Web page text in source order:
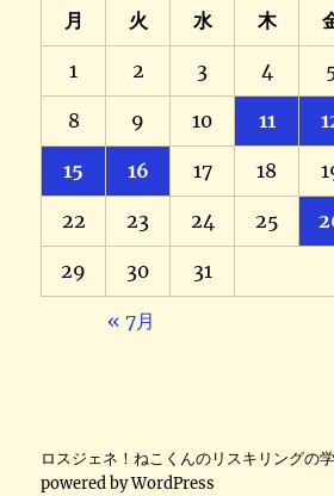
月 火 水 木
1 2 3 4
8 9 10 11
15 16 17 18
22 23 24 25
29 30 31
« 7月
ロスジェネ！ねこくんのリスキリングの
powered by WordPress